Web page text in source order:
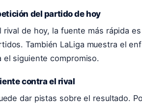
del partido de hoy
rival de hoy, la fuente más rápida
También LaLiga muestra el
el siguiente compromiso.
contra el rival
dar pistas sobre el resultado.